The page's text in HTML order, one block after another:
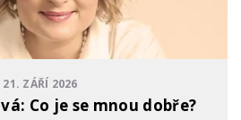
21. ZÁŘÍ 2026
Co je se mnou dobře?